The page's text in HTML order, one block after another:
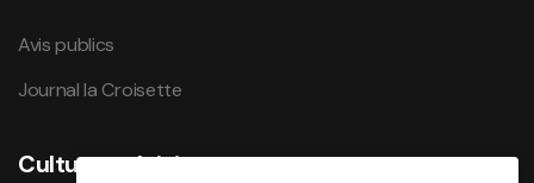
Avis publics
Journal la Croisette
Culture et loisirs